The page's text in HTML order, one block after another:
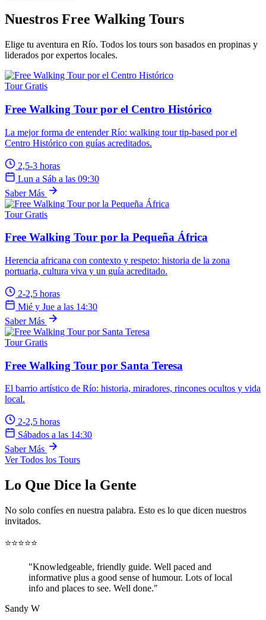
Nuestros Free Walking Tours
Elige tu aventura en Río. Todos los tours son basados en propinas y
liderados por expertos locales.
Tour Gratis
Free Walking Tour por el Centro Histórico
La mejor forma de entender Río: walking tour tip-based por el
Centro Histórico con guías acreditados.
2,5-3 horas
Lun a Sáb a las 09:30
Saber Más
Tour Gratis
Free Walking Tour por la Pequeña África
Herencia africana con contexto y respeto: historia de la zona
portuaria, cultura viva y un guía acreditado.
2-2,5 horas
Mié y Jue a las 14:30
Saber Más
Tour Gratis
Free Walking Tour por Santa Teresa
El barrio artístico de Río: historia, miradores, rincones ocultos y vida
local.
2-2,5 horas
Sábados a las 14:30
Saber Más
Ver Todos los Tours
Lo Que Dice la Gente
No solo confíes en nuestra palabra. Esto es lo que dicen nuestros
invitados.
⭐⭐⭐⭐⭐
"Knowledgeable, friendly guide. Well paced and
informative plus a good sense of humour. Lots of local
info and places to see. Well done."
Sandy W